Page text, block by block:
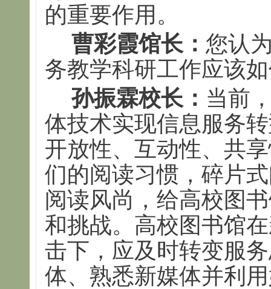
的重要作用。
曹彩霞馆长： 您认
务教学科研工作应该
孙振霖校长： 当前
体技术实现信息服务
开放性、互动性、共
们的阅读习惯，碎片
阅读风尚，给高校图
和挑战。高校图书馆
击下，应及时转变服
体、熟悉新媒体并利